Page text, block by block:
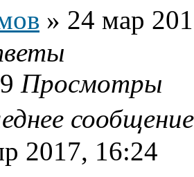
» 24 мар
Просмотры
2017, 16:24